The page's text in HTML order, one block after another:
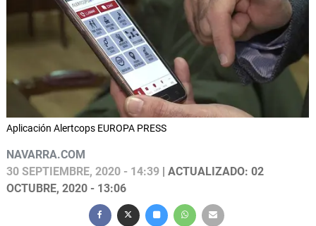
Aplicación Alertcops EUROPA PRESS
NAVARRA.COM
30 SEPTIEMBRE, 2020 - 14:39 | ACTUALIZADO: 02
OCTUBRE, 2020 - 13:06